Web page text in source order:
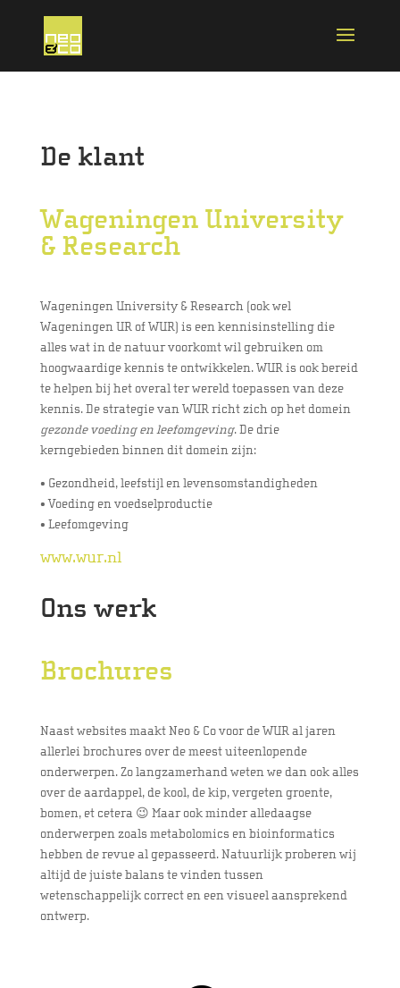
De klant
Wageningen University
& Research
Wageningen University & Research (ook wel
Wageningen UR of WUR) is een kennisinstelling die
alles wat in de natuur voorkomt wil gebruiken om
hoogwaardige kennis te ontwikkelen. WUR is ook bereid
te helpen bij het overal ter wereld toepassen van deze
kennis. De strategie van WUR richt zich op het domein
gezonde voeding en leefomgeving. De drie
kerngebieden binnen dit domein zijn:
• Gezondheid, leefstijl en levensomstandigheden
• Voeding en voedselproductie
• Leefomgeving
www.wur.nl
Ons werk
Brochures
Naast websites maakt Neo & Co voor de WUR al jaren
allerlei brochures over de meest uiteenlopende
onderwerpen. Zo langzamerhand weten we dan ook alles
over de aardappel, de kool, de kip, vergeten groente,
bomen, et cetera 😉 Maar ook minder alledaagse
onderwerpen zoals metabolomics en bioinformatics
hebben de revue al gepasseerd. Natuurlijk proberen wij
altijd de juiste balans te vinden tussen
wetenschappelijk correct en een visueel aansprekend
ontwerp.